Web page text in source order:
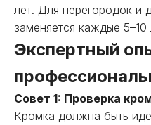
лет. Для перегородок и
заменяется каждые 5–10
Экспертный
Совет 1: Проверка
Кромка должна быть